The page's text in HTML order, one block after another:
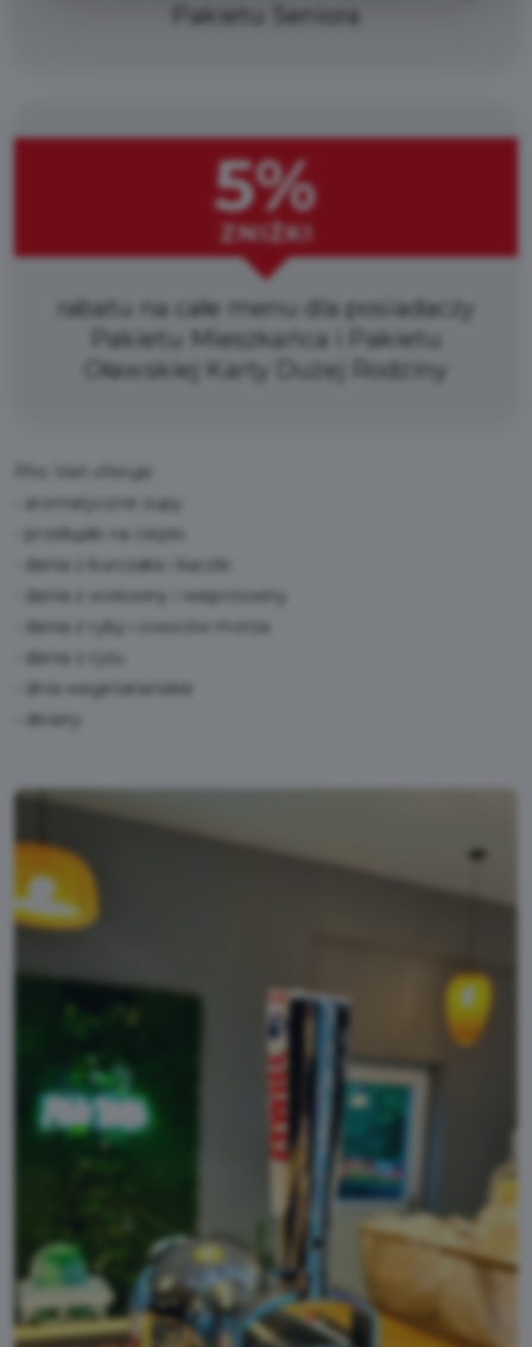
Pakietu Seniora
5%
ZNIŻKI
rabatu na całe menu dla posiadaczy
Pakietu Mieszkańca i Pakietu
Oławskiej Karty Dużej Rodziny
Pho Viet oferuje:
- aromatyczne zupy
- przekąski na ciepło
- dania z kurczaka i kaczki
- dania z wołowiny i wieprzowiny
- dania z ryby i owoców morza
- dania z ryżu
- dnia wegetariańskie
- desery